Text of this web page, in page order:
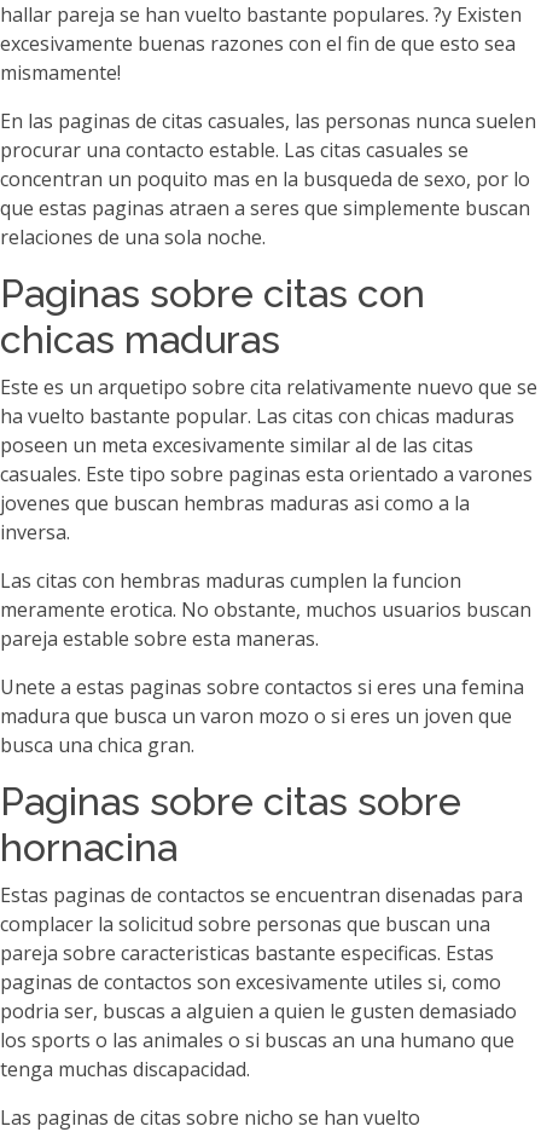
hallar pareja se han vuelto bastante populares. ?y Existen
excesivamente buenas razones con el fin de que esto sea
mismamente!
En las paginas de citas casuales, las personas nunca suelen
procurar una contacto estable. Las citas casuales se
concentran un poquito mas en la busqueda de sexo, por lo
que estas paginas atraen a seres que simplemente buscan
relaciones de una sola noche.
Paginas sobre citas con
chicas maduras
Este es un arquetipo sobre cita relativamente nuevo que se
ha vuelto bastante popular. Las citas con chicas maduras
poseen un meta excesivamente similar al de las citas
casuales. Este tipo sobre paginas esta orientado a varones
jovenes que buscan hembras maduras asi­ como a la
inversa.
Las citas con hembras maduras cumplen la funcion
meramente erotica. No obstante, muchos usuarios buscan
pareja estable sobre esta maneras.
Unete a estas paginas sobre contactos si eres una femina
madura que busca un varon mozo o si eres un joven que
busca una chica gran.
Paginas sobre citas sobre
hornacina
Estas paginas de contactos se encuentran disenadas para
complacer la solicitud sobre personas que buscan una
pareja sobre caracteristicas bastante especificas. Estas
paginas de contactos son excesivamente utiles si, como
podri­a ser, buscas a alguien a quien le gusten demasiado
los sports o las animales o si buscas an una humano que
tenga muchas discapacidad.
Las paginas de citas sobre nicho se han vuelto